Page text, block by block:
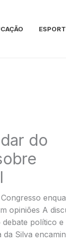
do
opiniões A
político e
Silva